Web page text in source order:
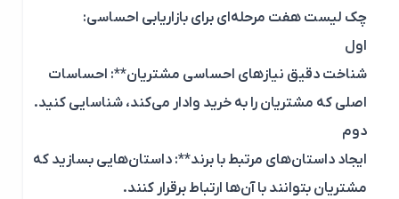
چک لیست هفت مرحله‌ای برای بازاریابی احساسی:
شناخت دقیق نیازهای احساسی مشتریان**: احساسات
اصلی که مشتریان را به خرید وادار می‌کند، شناسایی کنید.
ایجاد داستان‌های مرتبط با برند**: داستان‌هایی بسازید که
مشتریان بتوانند با آن‌ها ارتباط برقرار کنند.